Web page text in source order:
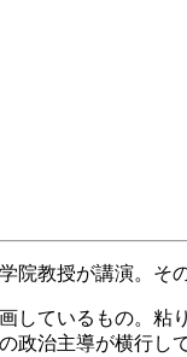
教授が講演。そ
しているもの。粘
政治主導が横行し